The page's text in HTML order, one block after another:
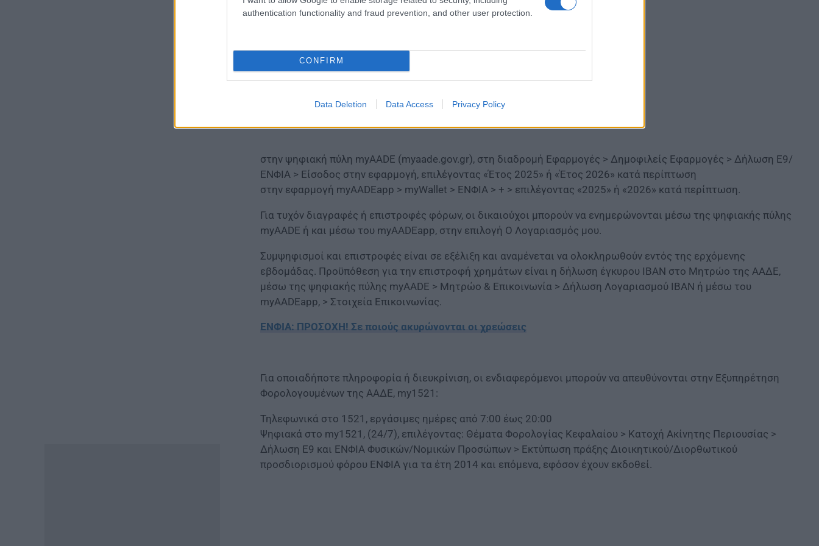
authentication functionality and fraud prevention, and other user protection.
CONFIRM
Data Deletion Data Access Privacy Policy
στην ψηφιακή πύλη myAADE (myaade.gov.gr), στη διαδρομή Εφαρμογές > Δημοφιλείς Εφαρμογές > Δήλωση Ε9/
ΕΝΦΙΑ > Είσοδος στην εφαρμογή, επιλέγοντας «Έτος 2025» ή «Έτος 2026» κατά περίπτωση
στην εφαρμογή myAADEapp > myWallet > ΕΝΦΙΑ > + > επιλέγοντας «2025» ή «2026» κατά περίπτωση.
Για τυχόν διαγραφές ή επιστροφές φόρων, οι δικαιούχοι μπορούν να ενημερώνονται μέσω της ψηφιακής πύλης
myAADE ή και μέσω του myAADEapp, στην επιλογή Ο Λογαριασμός μου.
Συμψηφισμοί και επιστροφές είναι σε εξέλιξη και αναμένεται να ολοκληρωθούν εντός της ερχόμενης
εβδομάδας. Προϋπόθεση για την επιστροφή χρημάτων είναι η δήλωση έγκυρου ΙΒΑΝ στο Μητρώο της ΑΑΔΕ,
μέσω της ψηφιακής πύλης myAADE > Μητρώο & Επικοινωνία > Δήλωση Λογαριασμού ΙΒΑΝ ή μέσω του
myAADEapp, > Στοιχεία Επικοινωνίας.
ΕΝΦΙΑ: ΠΡΟΣΟΧΗ! Σε ποιούς ακυρώνονται οι χρεώσεις
Για οποιαδήποτε πληροφορία ή διευκρίνιση, οι ενδιαφερόμενοι μπορούν να απευθύνονται στην Εξυπηρέτηση
Φορολογουμένων της ΑΑΔΕ, my1521:
Τηλεφωνικά στο 1521, εργάσιμες ημέρες από 7:00 έως 20:00
Ψηφιακά στο my1521, (24/7), επιλέγοντας: Θέματα Φορολογίας Κεφαλαίου > Κατοχή Ακίνητης Περιουσίας >
Δήλωση Ε9 και ΕΝΦΙΑ Φυσικών/Νομικών Προσώπων > Εκτύπωση πράξης Διοικητικού/Διορθωτικού
προσδιορισμού φόρου ΕΝΦΙΑ για τα έτη 2014 και επόμενα, εφόσον έχουν εκδοθεί.